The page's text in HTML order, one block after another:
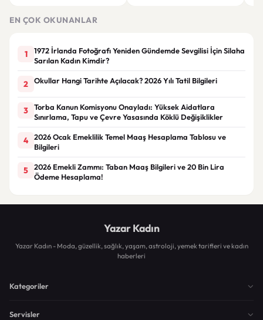
EN ÇOK OKUNANLAR
1
1972 İrlanda Fotoğrafı Yeniden Gündemde Sevgilisi İçin Silaha
Sarılan Kadın Kimdir?
2 Okullar Hangi Tarihte Açılacak? 2026 Yılı Tatil Bilgileri
3
Torba Kanun Komisyonu Onayladı: Yüksek Aidatlara
Sınırlama, Tapu ve Çevre Yasasında Köklü Değişiklikler
4
2026 Ocak Emeklilik Temel Maaş Hesaplama Tablosu ve
Bilgileri
5
2026 Emekli Zammı: Taban Maaş Bilgileri ve 20 Bin Lira
Ödeme Hesaplama!
Yazar Kadın
Yazar Kadın - Moda, güzellik, sağlık, yaşam, astroloji, yemek tarifleri ve kadın
haberleri
Kategoriler
Servisler